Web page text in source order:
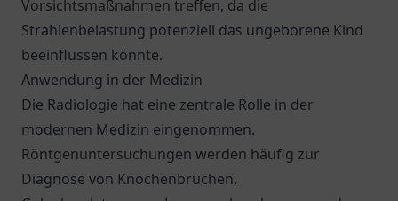
Vorsichtsmaßnahmen treffen, da die
Strahlenbelastung potenziell das ungeborene Kind
beeinflussen könnte.
Anwendung in der Medizin
Die Radiologie hat eine zentrale Rolle in der
modernen Medizin eingenommen.
Röntgenuntersuchungen werden häufig zur
Diagnose von Knochenbrüchen,